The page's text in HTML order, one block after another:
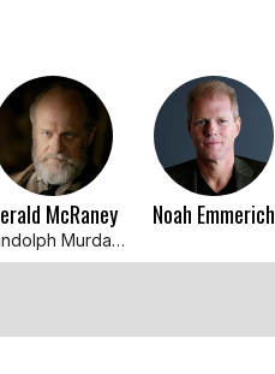
McRaney
Randolph Murdaugh
Noah Emmerich